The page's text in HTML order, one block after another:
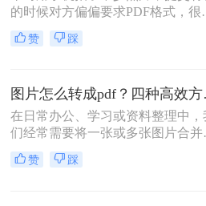
要求极高，还是只求快速分享？本
将围绕在线免安装、本地批量处理
系统自带工具和专业软件四个真实
的时候对方偏偏要求PDF格式，很
人这个时候就开始犯愁了。有些人
图再拼接，搞出来歪歪扭扭的；有
何转换成pdf并不复杂，关键是选对
法。接下来我会按照在线转换、批
处理、系统自带、手机操作这几个
和注意点，你对照自己的情况选一
赞 踩
图片
在日常办公、学习或资料整理中，
们经常需要将一张或多张图片合并
一个PDF文件。无论是扫描的文档
图、手机拍下的合同，还是设计稿
赞 踩